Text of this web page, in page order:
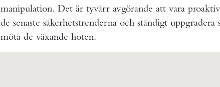
manipulation. Det är tyvärr avgörande att vara
de senaste säkerhetstrenderna och ständigt uppgradera
möta de växande hoten.